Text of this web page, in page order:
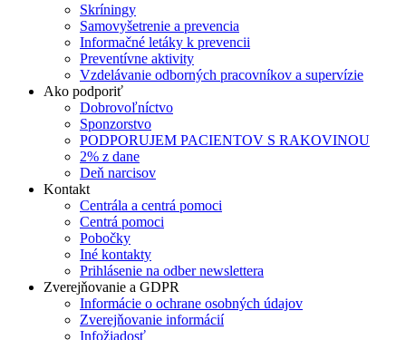
Skríningy
Samovyšetrenie a prevencia
Informačné letáky k prevencii
Preventívne aktivity
Vzdelávanie odborných pracovníkov a supervízie
Ako podporiť
Dobrovoľníctvo
Sponzorstvo
PODPORUJEM PACIENTOV S RAKOVINOU
2% z dane
Deň narcisov
Kontakt
Centrála a centrá pomoci
Centrá pomoci
Pobočky
Iné kontakty
Prihlásenie na odber newslettera
Zverejňovanie a GDPR
Informácie o ochrane osobných údajov
Zverejňovanie informácií
Infožiadosť